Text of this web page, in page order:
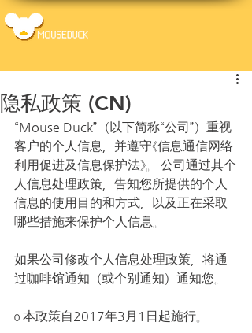
隐私政策 (CN)
“Mouse Duck”（以下简称“公司”）重视
客户的个人信息，并遵守《信息通信网络
利用促进及信息保护法》。 公司通过其个
人信息处理政策，告知您所提供的个人
信息的使用目的和方式，以及正在采取
哪些措施来保护个人信息。
如果公司修改个人信息处理政策，将通
过咖啡馆通知（或个别通知）通知您。
ο 本政策自2017年3月1日起施行。